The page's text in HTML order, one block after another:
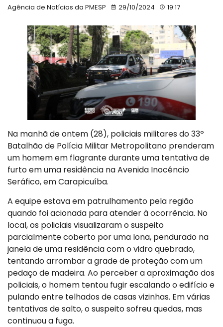
Agência de Notícias da PMESP 29/10/2024 19:17
Na manhã de ontem (28), policiais militares do 33º
Batalhão de Polícia Militar Metropolitano prenderam
um homem em flagrante durante uma tentativa de
furto em uma residência na Avenida Inocêncio
Seráfico, em Carapicuíba.
A equipe estava em patrulhamento pela região
quando foi acionada para atender à ocorrência. No
local, os policiais visualizaram o suspeito
parcialmente coberto por uma lona, pendurado na
janela de uma residência com o vidro quebrado,
tentando arrombar a grade de proteção com um
pedaço de madeira. Ao perceber a aproximação dos
policiais, o homem tentou fugir escalando o edifício e
pulando entre telhados de casas vizinhas. Em várias
tentativas de salto, o suspeito sofreu quedas, mas
continuou a fuga.